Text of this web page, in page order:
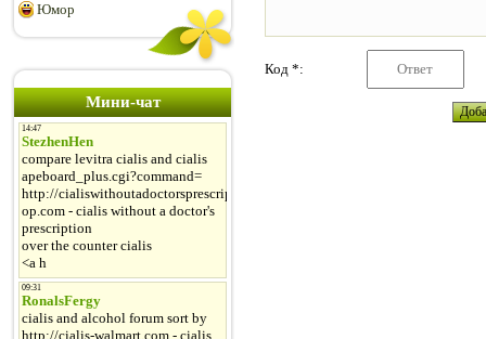
Юмор
Мини-чат
Код *: